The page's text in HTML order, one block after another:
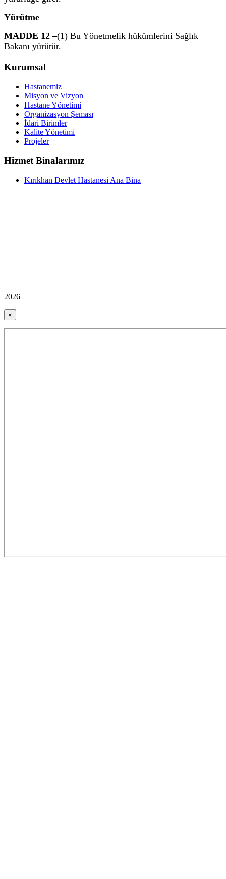
Yürütme
MADDE 12 –(1) Bu Yönetmelik hükümlerini Sağlık
Bakanı yürütür.
Kurumsal
Hastanemiz
Misyon ve Vizyon
Hastane Yönetimi
Organizasyon Şeması
İdari Birimler
Kalite Yönetimi
Projeler
Hizmet Binalarımız
Kırıkhan Devlet Hastanesi Ana Bina
2026
×